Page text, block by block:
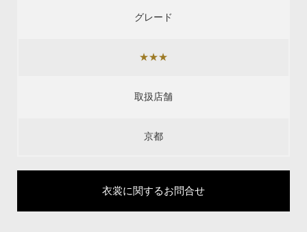
グレード
★★★
取扱店舗
京都
衣裳に関するお問合せ